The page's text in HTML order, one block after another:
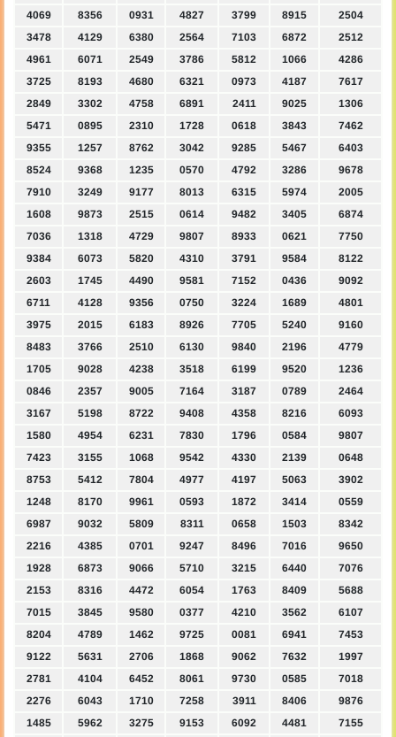
4069
8356 0931 4827 3799 8915
2504
3478
4129 6380 2564 7103 6872
2512
4961
6071 2549 3786 5812 1066
4286
3725
8193 4680 6321 0973 4187
7617
2849
3302 4758 6891 2411 9025
1306
5471
0895 2310 1728 0618 3843
7462
9355
1257 8762 3042 9285 5467
6403
8524
9368 1235 0570 4792 3286
9678
7910
3249 9177 8013 6315 5974
2005
1608
9873 2515 0614 9482 3405
6874
7036
1318 4729 9807 8933 0621
7750
9384
6073 5820 4310 3791 9584
8122
2603
1745 4490 9581 7152 0436
9092
6711
4128 9356 0750 3224 1689
4801
3975
2015 6183 8926 7705 5240
9160
8483
3766 2510 6130 9840 2196
4779
1705
9028 4238 3518 6199 9520
1236
0846
2357 9005 7164 3187 0789
2464
3167
5198 8722 9408 4358 8216
6093
1580
4954 6231 7830 1796 0584
9807
7423
3155 1068 9542 4330 2139
0648
8753
5412 7804 4977 4197 5063
3902
1248
8170 9961 0593 1872 3414
0559
6987
9032 5809 8311 0658 1503
8342
2216
4385 0701 9247 8496 7016
9650
1928
6873 9066 5710 3215 6440
7076
2153
8316 4472 6054 1763 8409
5688
7015
3845 9580 0377 4210 3562
6107
8204
4789 1462 9725 0081 6941
7453
9122
5631 2706 1868 9062 7632
1997
2781
4104 6452 8061 9730 0585
7018
2276
6043 1710 7258 3911 8406
9876
1485
5962 3275 9153 6092 4481
7155